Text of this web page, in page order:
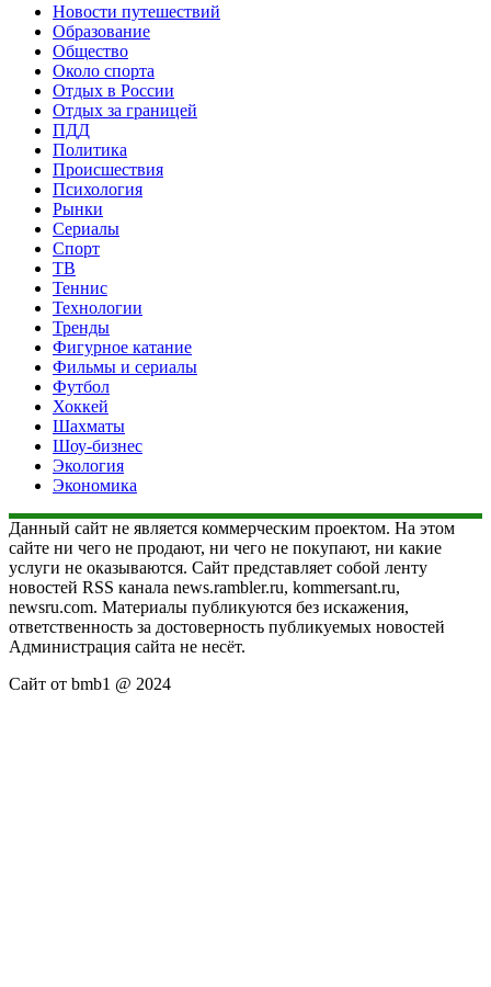
Новости путешествий
Образование
Общество
Около спорта
Отдых в России
Отдых за границей
ПДД
Политика
Происшествия
Психология
Рынки
Сериалы
Спорт
ТВ
Теннис
Технологии
Тренды
Фигурное катание
Фильмы и сериалы
Футбол
Хоккей
Шахматы
Шоу-бизнес
Экология
Экономика
Данный сайт не является коммерческим проектом. На этом
сайте ни чего не продают, ни чего не покупают, ни какие
услуги не оказываются. Сайт представляет собой ленту
новостей RSS канала news.rambler.ru, kommersant.ru,
newsru.com. Материалы публикуются без искажения,
ответственность за достоверность публикуемых новостей
Администрация сайта не несёт.
Сайт от bmb1 @ 2024